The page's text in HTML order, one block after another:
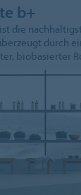
b+
die
durch
biobasierter